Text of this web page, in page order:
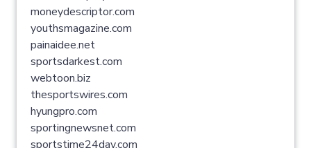
moneydescriptor.com
youthsmagazine.com
painaidee.net
sportsdarkest.com
webtoon.biz
thesportswires.com
hyungpro.com
sportingnewsnet.com
sportstime24day.com